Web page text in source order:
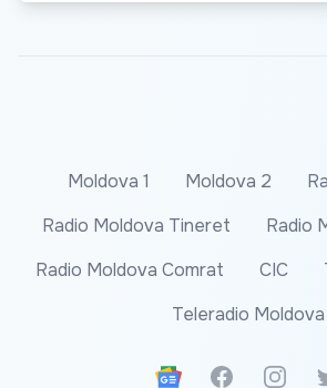
Moldova 1 Moldova 2
Radio Moldova Tineret
Radio
Radio Moldova Comrat
CIC
Teleradio Moldova
Google News
Facebook